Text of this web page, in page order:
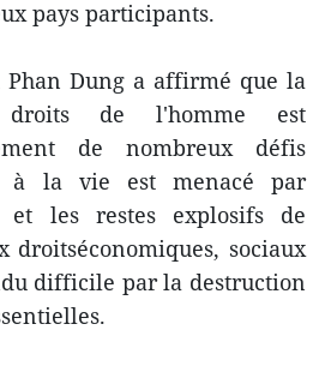
pays participants.
Phan Dung a affirmé que la
droits de l'homme est
de nombreux défis
à la vie est menacé par
et les restes explosifs de
droitséconomiques, sociaux
difficile par la destruction